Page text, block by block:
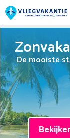
Spring
naar
De mooiste